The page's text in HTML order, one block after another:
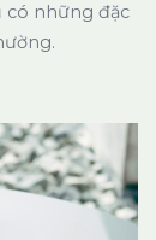
có những đặc